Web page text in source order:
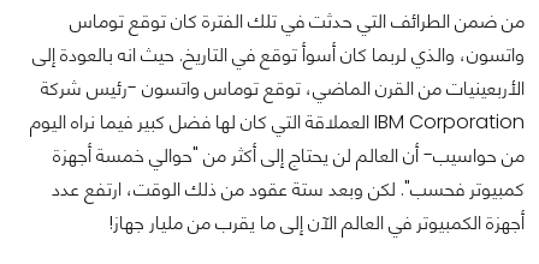
من ضمن الطرائف التي حدثت في تلك الفترة كان توقع توماس
واتسون، والذي لربما كان أسوأ توقع في التاريخ. حيث انه بالعودة إلى
الأربعينيات من القرن الماضي، توقع توماس واتسون -رئيس شركة
IBM Corporation العملاقة التي كان لها فضل كبير فيما نراه اليوم
من حواسيب- أن العالم لن يحتاج إلى أكثر من "حوالي خمسة أجهزة
كمبيوتر فحسب". لكن وبعد ستة عقود من ذلك الوقت، ارتفع عدد
أجهزة الكمبيوتر في العالم الآن إلى ما يقرب من مليار جهاز!